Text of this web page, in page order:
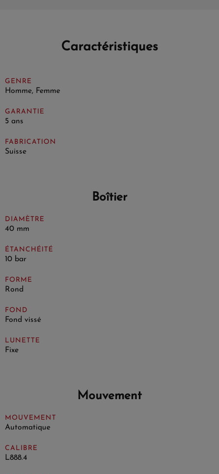
Caractéristiques
GENRE
Homme, Femme
GARANTIE
5 ans
FABRICATION
Suisse
Boîtier
DIAMÈTRE
40 mm
ÉTANCHÉITÉ
10 bar
FORME
Rond
FOND
Fond vissé
LUNETTE
Fixe
Mouvement
MOUVEMENT
Automatique
CALIBRE
L888.4